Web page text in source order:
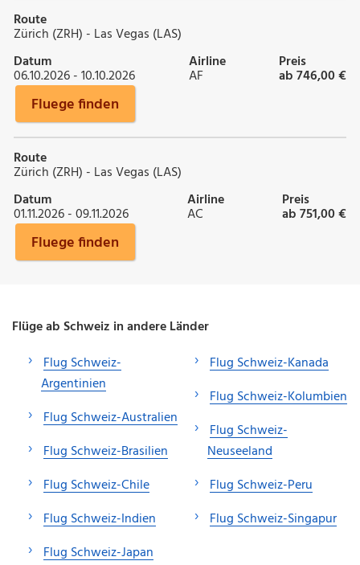
Route
Zürich (ZRH) - Las Vegas (LAS)
Datum
06.10.2026 - 10.10.2026
Airline
AF
Preis
ab 746,00 €
Fluege finden
Route
Zürich (ZRH) - Las Vegas (LAS)
Datum
01.11.2026 - 09.11.2026
Airline
AC
Preis
ab 751,00 €
Fluege finden
Flüge ab Schweiz in andere Länder
Flug Schweiz-
Argentinien
Flug Schweiz-Australien
Flug Schweiz-Brasilien
Flug Schweiz-Chile
Flug Schweiz-Indien
Flug Schweiz-Japan
Flug Schweiz-Kanada
Flug Schweiz-Kolumbien
Flug Schweiz-
Neuseeland
Flug Schweiz-Peru
Flug Schweiz-Singapur